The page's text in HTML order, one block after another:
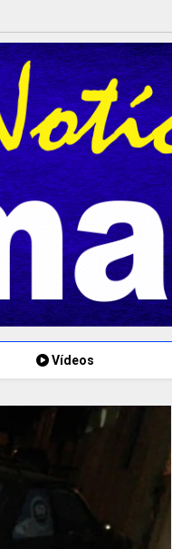
Vídeos